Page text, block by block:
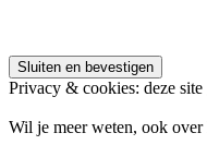
Privacy & cookies: deze
Wil je meer weten, ook